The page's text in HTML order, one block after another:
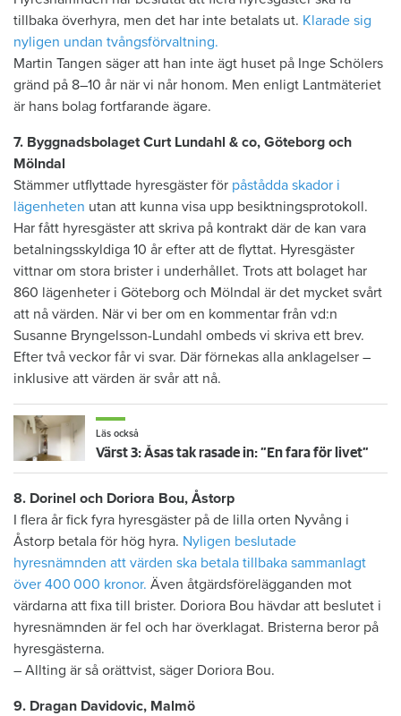
tillbaka överhyra, men det har inte betalats ut. Klarade sig
nyligen undan tvångsförvaltning.
Martin Tangen säger att han inte ägt huset på Inge Schölers
gränd på 8–10 år när vi når honom. Men enligt Lantmäteriet
är hans bolag fortfarande ägare.
7. Byggnadsbolaget Curt Lundahl & co, ­Göteborg och
Mölndal
Stämmer utflyttade hyresgäster för påstådda skador i
lägenheten utan att kunna visa upp besiktningsprotokoll.
Har fått hyresgäster att skriva på kontrakt där de kan vara
betalningsskyldiga 10 år efter att de flyttat. Hyresgäster
vittnar om stora brister i underhållet. Trots att bolaget har
860 lägenheter i Göteborg och Mölndal är det mycket svårt
att nå värden. När vi ber om en kommentar från vd:n
Susanne Bryngelsson-Lundahl ombeds vi skriva ett brev.
Efter två veckor får vi svar. Där förnekas alla anklagelser –
inklusive att värden är svår att nå.
Läs också
Värst 3: Åsas tak rasade in: ”En fara för livet”
8. Dorinel och Doriora Bou, Åstorp
I flera år fick fyra hyresgäster på de lilla orten Nyvång i
Åstorp betala för hög hyra. Nyligen beslutade
hyresnämnden att värden ska betala tillbaka sammanlagt
över 400 000 kronor. Även åtgärdsförelägganden mot
värdarna att fixa till brister. Doriora Bou hävdar att beslutet i
hyresnämnden är fel och har överklagat. Bristerna beror på
hyresgästerna.
– Allting är så orättvist, säger Doriora Bou.
9. Dragan Davidovic, Malmö